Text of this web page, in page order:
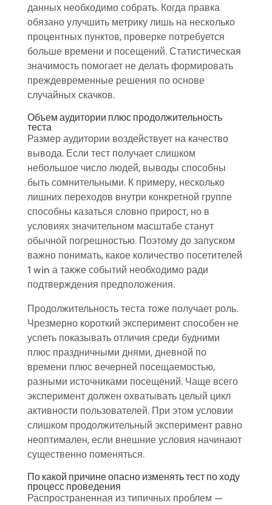
данных необходимо собрать. Когда правка
обязано улучшить метрику лишь на несколько
процентных пунктов, проверке потребуется
больше времени и посещений. Статистическая
значимость помогает не делать формировать
преждевременные решения по основе
случайных скачков.
Объем аудитории плюс продолжительность
теста
Размер аудитории воздействует на качество
вывода. Если тест получает слишком
небольшое число людей, выводы способны
быть сомнительными. К примеру, несколько
лишних переходов внутри конкретной группе
способны казаться словно прирост, но в
условиях значительном масштабе станут
обычной погрешностью. Поэтому до запуском
важно понимать, какое количество посетителей
1 win а также событий необходимо ради
подтверждения предположения.
Продолжительность теста тоже получает роль.
Чрезмерно короткий эксперимент способен не
успеть показывать отличия среди будними
плюс праздничными днями, дневной по
времени плюс вечерней посещаемостью,
разными источниками посещений. Чаще всего
эксперимент должен охватывать целый цикл
активности пользователей. При этом условии
слишком продолжительный эксперимент равно
неоптимален, если внешние условия начинают
существенно поменяться.
По какой причине опасно изменять тест по ходу
процесс проведения
Распространенная из типичных проблем —